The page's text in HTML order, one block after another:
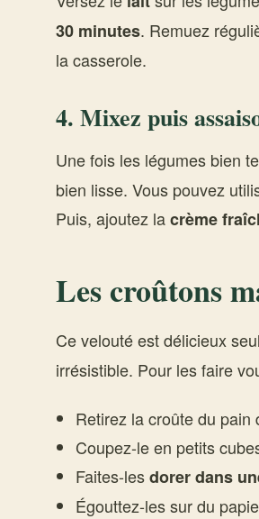
30 minutes. Remuez
la casserole.
4. Mixez puis
Une fois les légumes bien
bien lisse. Vous pouvez
Puis, ajoutez lacrème
Les croûtons
Ce velouté est délicieux
irrésistible. Pour les faire
Retirez la croûte du pain
Coupez-le en petits
Faites-lesdorer dans
Égouttez-les sur du